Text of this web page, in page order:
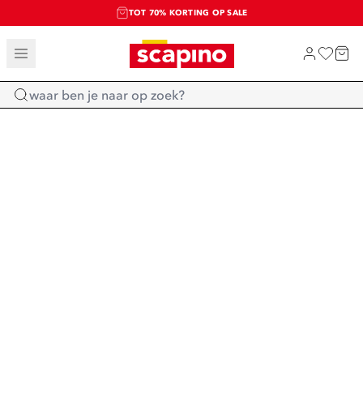
TOT 70% KORTING OP SALE
SALE: LAATSTE KANS!
SHOP NIEUW
Home